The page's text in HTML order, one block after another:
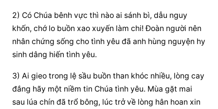
2) Có Chúa bênh vực thì nào ai sánh bì, dẫu nguy
khốn, chớ lo buồn xao xuyến làm chi! Đoàn người nên
nhân chứng sống cho tình yêu đã anh hùng nguyện hy
sinh dâng hiến tình yêu.
3) Ai gieo trong lệ sầu buồn than khóc nhiều, lòng cay
đắng hãy một niềm tin Chúa tình yêu. Mùa gặt mai
sau lúa chín đã trổ bông, lúc trở về lòng hân hoan xin